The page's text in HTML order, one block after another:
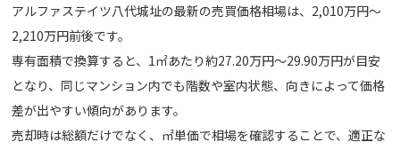
アルファステイツ八代城址の最新の売買価格相場は、2,010万円〜
2,210万円前後です。
専有面積で換算すると、1㎡あたり約27.20万円〜29.90万円が目安
となり、同じマンション内でも階数や室内状態、向きによって価格
差が出やすい傾向があります。
売却時は総額だけでなく、㎡単価で相場を確認することで、適正な